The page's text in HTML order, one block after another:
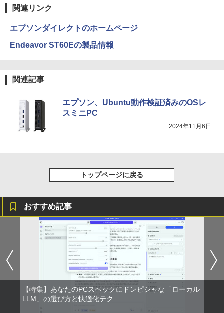
関連リンク
エプソンダイレクトのホームページ
Endeavor ST60Eの製品情報
関連記事
エプソン、Ubuntu動作検証済みのOSレ
スミニPC
2024年11月6日
トップページに戻る
おすすめ記事
【特集】あなたのPCスペックにドンピシャな「ローカル
LLM」の選び方と快適化テク